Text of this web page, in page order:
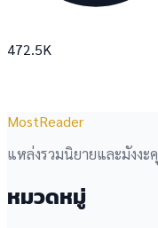
472.5K
MostReader
แหล่งรวมนิยายและมังงะ
หมวดหมู่